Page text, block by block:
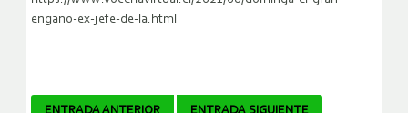
engano-ex-jefe-de-la.html